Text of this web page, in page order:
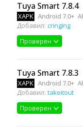
Tuya Smart 7.8.4
XAPK Android 7.0+
Добавил: cringing
Проверен
Tuya Smart 7.8.3
XAPK Android 7.0+
Добавил: takeitout
Проверен